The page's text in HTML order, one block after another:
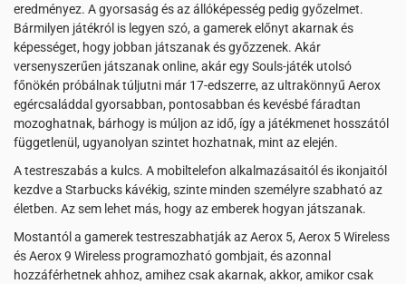
eredményez. A gyorsaság és az állóképesség pedig győzelmet.
Bármilyen játékról is legyen szó, a gamerek előnyt akarnak és
képességet, hogy jobban játszanak és győzzenek. Akár
versenyszerűen játszanak online, akár egy Souls-játék utolsó
főnökén próbálnak túljutni már 17-edszerre, az ultrakönnyű Aerox
egércsaláddal gyorsabban, pontosabban és kevésbé fáradtan
mozoghatnak, bárhogy is múljon az idő, így a játékmenet hosszától
függetlenül, ugyanolyan szintet hozhatnak, mint az elején.
A testreszabás a kulcs. A mobiltelefon alkalmazásaitól és ikonjaitól
kezdve a Starbucks kávékig, szinte minden személyre szabható az
életben. Az sem lehet más, hogy az emberek hogyan játszanak.
Mostantól a gamerek testreszabhatják az Aerox 5, Aerox 5 Wireless
és Aerox 9 Wireless programozható gombjait, és azonnal
hozzáférhetnek ahhoz, amihez csak akarnak, akkor, amikor csak